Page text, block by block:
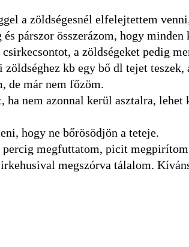
a zöldségesnél elfelejtettem
párszor összerázom, hogy minden
a zöldségeket pedig
kb egy bő dl tejet teszek,
de már nem főzöm.
nem azonnal kerül asztalra, lehet
hogy ne bőrösödjön a teteje.
percig megfuttatom, picit
megszórva tálalom.